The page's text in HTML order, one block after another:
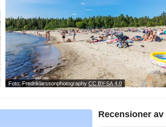
Foto: Fredriklarssonphotography CC BY-SA 4.0
Recensioner av